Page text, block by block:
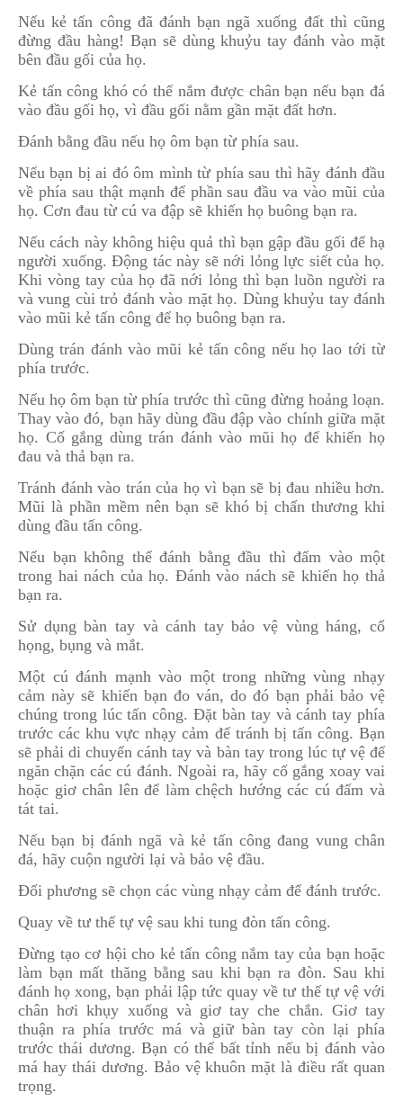
Nếu kẻ tấn công đã đánh bạn ngã xuống đất thì cũng
đừng đầu hàng! Bạn sẽ dùng khuỷu tay đánh vào mặt
bên đầu gối của họ.
Kẻ tấn công khó có thể nắm được chân bạn nếu bạn đá
vào đầu gối họ, vì đầu gối nằm gần mặt đất hơn.
Đánh bằng đầu nếu họ ôm bạn từ phía sau.
Nếu bạn bị ai đó ôm mình từ phía sau thì hãy đánh đầu
về phía sau thật mạnh để phần sau đầu va vào mũi của
họ. Cơn đau từ cú va đập sẽ khiến họ buông bạn ra.
Nếu cách này không hiệu quả thì bạn gập đầu gối để hạ
người xuống. Động tác này sẽ nới lỏng lực siết của họ.
Khi vòng tay của họ đã nới lỏng thì bạn luồn người ra
và vung cùi trỏ đánh vào mặt họ. Dùng khuỷu tay đánh
vào mũi kẻ tấn công để họ buông bạn ra.
Dùng trán đánh vào mũi kẻ tấn công nếu họ lao tới từ
phía trước.
Nếu họ ôm bạn từ phía trước thì cũng đừng hoảng loạn.
Thay vào đó, bạn hãy dùng đầu đập vào chính giữa mặt
họ. Cố gắng dùng trán đánh vào mũi họ để khiến họ
đau và thả bạn ra.
Tránh đánh vào trán của họ vì bạn sẽ bị đau nhiều hơn.
Mũi là phần mềm nên bạn sẽ khó bị chấn thương khi
dùng đầu tấn công.
Nếu bạn không thể đánh bằng đầu thì đấm vào một
trong hai nách của họ. Đánh vào nách sẽ khiến họ thả
bạn ra.
Sử dụng bàn tay và cánh tay bảo vệ vùng háng, cổ
họng, bụng và mắt.
Một cú đánh mạnh vào một trong những vùng nhạy
cảm này sẽ khiến bạn đo ván, do đó bạn phải bảo vệ
chúng trong lúc tấn công. Đặt bàn tay và cánh tay phía
trước các khu vực nhạy cảm để tránh bị tấn công. Bạn
sẽ phải di chuyển cánh tay và bàn tay trong lúc tự vệ để
ngăn chặn các cú đánh. Ngoài ra, hãy cố gắng xoay vai
hoặc giơ chân lên để làm chệch hướng các cú đấm và
tát tai.
Nếu bạn bị đánh ngã và kẻ tấn công đang vung chân
đá, hãy cuộn người lại và bảo vệ đầu.
Đối phương sẽ chọn các vùng nhạy cảm để đánh trước.
Quay về tư thế tự vệ sau khi tung đòn tấn công.
Đừng tạo cơ hội cho kẻ tấn công nắm tay của bạn hoặc
làm bạn mất thăng bằng sau khi bạn ra đòn. Sau khi
đánh họ xong, bạn phải lập tức quay về tư thế tự vệ với
chân hơi khụy xuống và giơ tay che chắn. Giơ tay
thuận ra phía trước má và giữ bàn tay còn lại phía
trước thái dương. Bạn có thể bất tỉnh nếu bị đánh vào
má hay thái dương. Bảo vệ khuôn mặt là điều rất quan
trọng.